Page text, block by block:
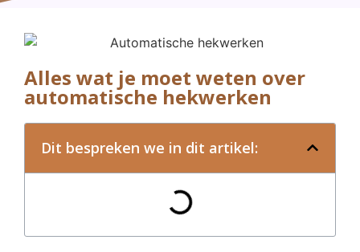
Alles wat je moet weten over
automatische hekwerken
Dit bespreken we in dit artikel: